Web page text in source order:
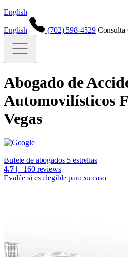
English
English (702) 598-4529 Consulta
Abogado de
Automovilísticos
Vegas
Bufete de abogados 5 estrellas
4.7 | +160 reviews
Evalúe si es elegible para su caso